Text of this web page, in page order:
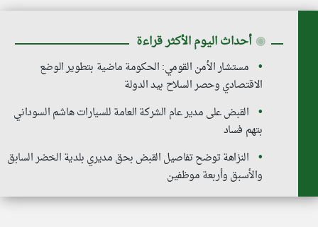
◉ أحداث اليوم الأكثر قراءة
مستشار الأمن القومي: الحكومة ماضية بتطوير الوضع
الاقتصادي وحصر السلاح بيد الدولة
القبض على مدير عام الشركة العامة للسيارات هاشم السوداني
بتهم فساد
النزاهة توضح تفاصيل القبض بحق مديري بلدية الخضر السابق
والأسبق وأربعة موظفين